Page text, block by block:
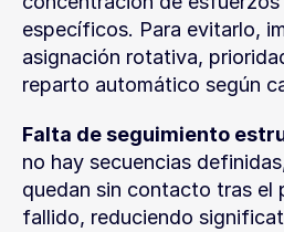
específicos. Para evitarlo,
asignación rotativa,
reparto automático según
Falta de seguimiento
no hay secuencias
quedan sin contacto tras el
fallido, reduciendo